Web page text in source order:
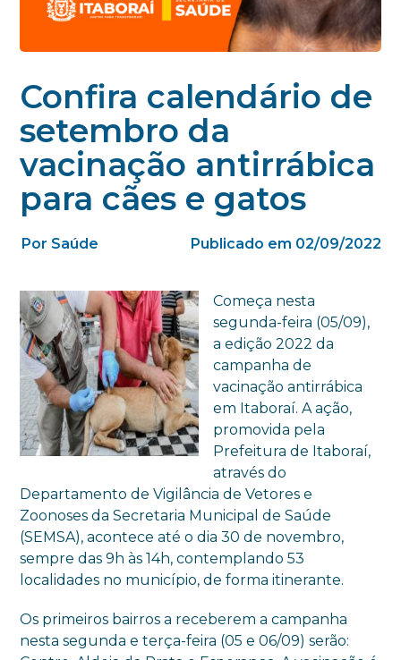
Confira calendário de
setembro da
vacinação antirrábica
para cães e gatos
Por Saúde Publicado em 02/09/2022
Começa nesta
segunda-feira (05/09),
a edição 2022 da
campanha de
vacinação antirrábica
em Itaboraí. A ação,
promovida pela
Prefeitura de Itaboraí,
através do
Departamento de Vigilância de Vetores e
Zoonoses da Secretaria Municipal de Saúde
(SEMSA), acontece até o dia 30 de novembro,
sempre das 9h às 14h, contemplando 53
localidades no município, de forma itinerante.
Os primeiros bairros a receberem a campanha
nesta segunda e terça-feira (05 e 06/09) serão: